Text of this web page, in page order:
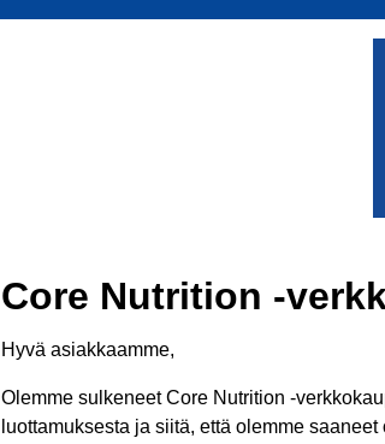
Core Nutrition -
Hyvä asiakkaamme,
Olemme sulkeneet Core Nutrition -
luottamuksesta ja siitä, että olemme